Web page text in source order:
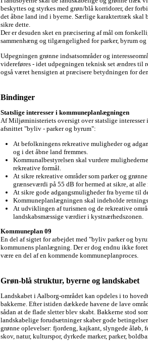
beskyttes og styrkes med grøn/blå korridorer, der
det åbne land ind i byerne. Særlige karaktertræk skal
sikre dette.
Der er desuden sket en præcisering af mål om
sammenhæng og tilgængelighed for parker, byrum og
Udpegningen grønne indsatsområder og
videreføres - idet udpegningen teknisk set ændres til
også været hensigten at præcisere betydningen for
Bindinger
Statslige interesser i kommuneplanlægningen
Af Miljøministeriets oversigt over statslige
afsnittet "byliv - parker og byrum":
At befolkningens rekreative muligheder og
og i det åbne land fremmes.
Kommunalbestyrelsen skal vurdere
rekreative formål.
At sikre rekreative områder som parker og
grænseværdi på 55 dB for hermed at sikre, at
At sikre gode adgangsmuligheder fra byerne til
Kommuneplanlægningen skal indeholde
At udviklingen af turismen og de rekreative
landskabsmæssige værdier i kystnærhedszonen.
Kommuneplan 09
En del af sigtet for arbejdet med "byliv parker og
kommunens planlægning. Der er dog endnu ikke
være en del af en kommende kommuneplanproces.
Grøn-blå struktur, byerne og landskabet
Landskabet i Aalborg-området kan opdeles i to
bakkerne. Efter istiden dækkede havene de lave
sådan at de flade sletter blev skabt. Bakkerne stod
landskabelige forudsætninger skaber gode
grønne oplevelser: fjordeng, kajkant, slyngede åløb,
skov, natur, kulturspor, dyrkede marker, parker,